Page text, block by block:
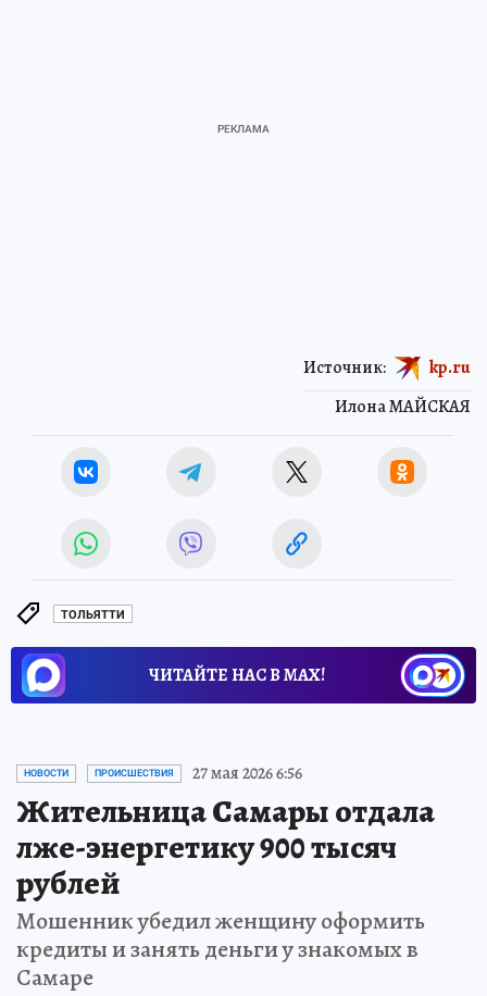
Илона МАЙСКАЯ
Источник: kp.ru
ТОЛЬЯТТИ
ЧИТАЙТЕ НАС В МАХ!
НОВОСТИ ПРОИСШЕСТВИЯ 27 мая 2026 6:56
Жительница Самары отдала
лже-энергетику 900 тысяч
рублей
Мошенник убедил женщину оформить
кредиты и занять деньги у знакомых в
Самаре